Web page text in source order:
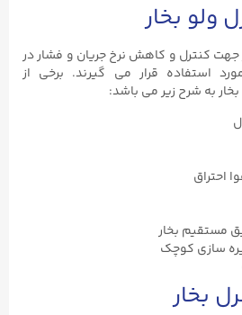
ولو بخار
جهت کنترل و کاهش نرخ جریان و فشار در
استفاده قرار می گیرند. برخی از
به شرح زیر می باشد:
احتراق
مستقیم بخار
سازی کوچک
بخار